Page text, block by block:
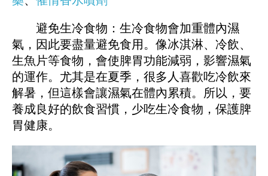
避免生冷食物：生冷食物會加重體內濕
氣，因此要盡量避免食用。像冰淇淋、冷飲、
生魚片等食物，會使脾胃功能減弱，影響濕氣
的運作。尤其是在夏季，很多人喜歡吃冷飲來
解暑，但這樣會讓濕氣在體內累積。所以，要
養成良好的飲食習慣，少吃生冷食物，保護脾
胃健康。